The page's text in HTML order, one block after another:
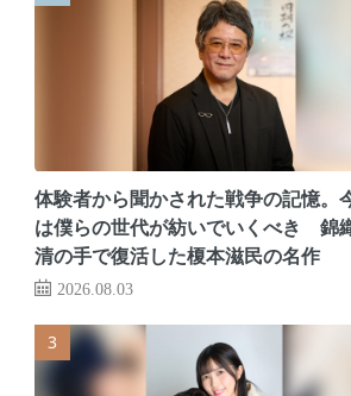
体験者から聞かされた戦争の記憶。
は僕らの世代が紡いでいくべき 錦
清の手で復活した榎本滋民の名作
2026.08.03